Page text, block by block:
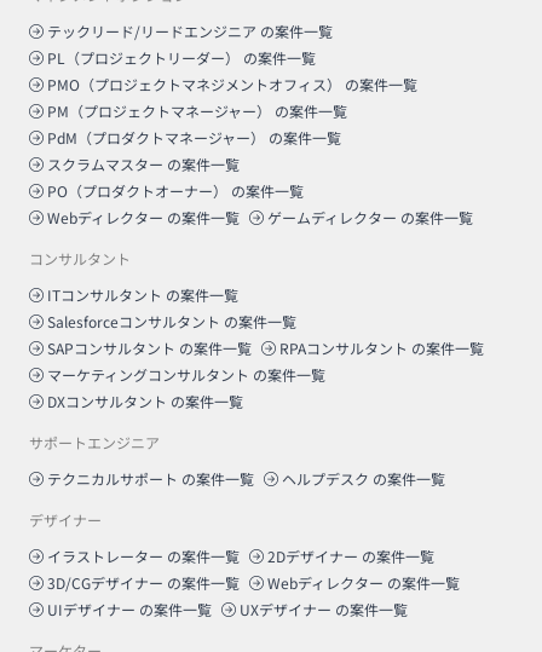
テックリード/リードエンジニア の案件一覧
PL（プロジェクトリーダー）
の案件一覧
PMO（プロジェクトマネジメントオフィス）
の案件一覧
PM（プロジェクトマネージャー）
の案件一覧
PdM（プロダクトマネージャー）
の案件一覧
スクラムマスター の案件一覧
PO（プロダクトオーナー）
の案件一覧
Webディレクター の案件一覧 ゲームディレクター の案件一覧
コンサルタント
ITコンサルタント の案件一覧
Salesforceコンサルタント の案件一覧
SAPコンサルタント の案件一覧 RPAコンサルタント の案件一覧
マーケティングコンサルタント の案件一覧
DXコンサルタント の案件一覧
サポートエンジニア
テクニカルサポート の案件一覧 ヘルプデスク の案件一覧
デザイナー
イラストレーター の案件一覧 2Dデザイナー の案件一覧
3D/CGデザイナー の案件一覧 Webディレクター の案件一覧
UIデザイナー の案件一覧 UXデザイナー の案件一覧